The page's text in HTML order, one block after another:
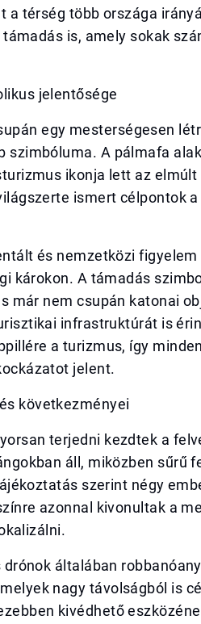
a térség több országa
is, amely sokak
jelentősége
egy mesterségesen
szimbóluma. A pálmafa
ikonja lett az
ismert célpontok
és nemzetközi
károkon. A támadás
már nem csupán katonai
infrastruktúrát is
a turizmus, így
jelent.
következményei
terjedni kezdtek a
áll, miközben sűrű
szerint négy
azonnal kivonultak a
általában
nagy távolságból is
kivédhető